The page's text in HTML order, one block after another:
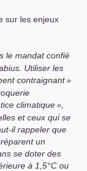
sur les enjeux
le mandat confié
Utiliser les
contraignant»
climatique»,
et ceux qui se
il rappeler que
un
se doter des
à 1,5°C ou